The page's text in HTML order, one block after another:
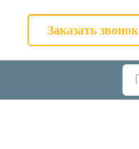
Заказать звонок